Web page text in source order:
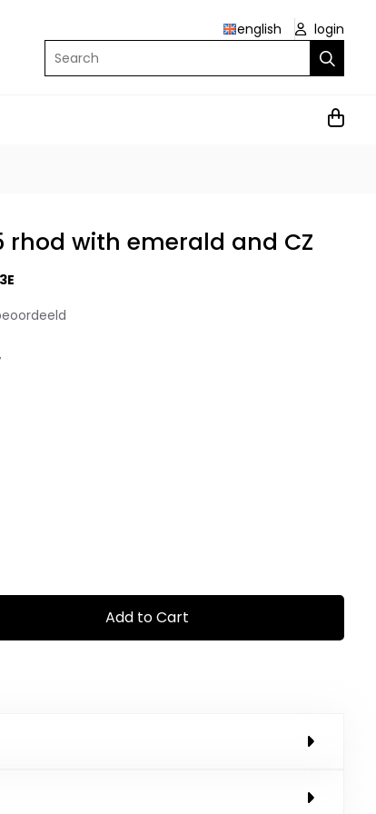
english
login
Search
rhod with emerald and CZ
Add to Cart